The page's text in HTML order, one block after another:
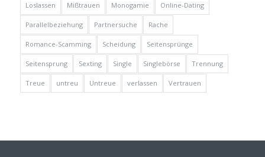
Loslassen Mißtrauen Monogamie Online-Dating
Parallelbeziehung Partnersuche Rache
Romance-Scamming Scheidung Seitensprünge
Seitensprung Sexting Single Singlebörse Trennung
Treue untreu Untreue verlassen Vertrauen